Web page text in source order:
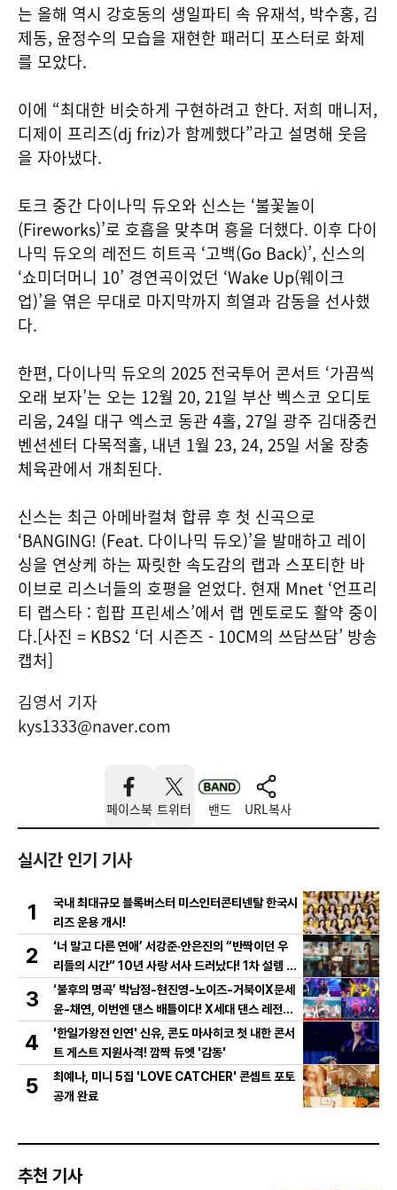
는 올해 역시 강호동의 생일파티 속 유재석, 박수홍, 김
제동, 윤정수의 모습을 재현한 패러디 포스터로 화제
를 모았다.
이에 “최대한 비슷하게 구현하려고 한다. 저희 매니저,
디제이 프리즈(dj friz)가 함께했다”라고 설명해 웃음
을 자아냈다.
토크 중간 다이나믹 듀오와 신스는 ‘불꽃놀이
(Fireworks)’로 호흡을 맞추며 흥을 더했다. 이후 다이
나믹 듀오의 레전드 히트곡 ‘고백(Go Back)’, 신스의
‘쇼미더머니 10’ 경연곡이었던 ‘Wake Up(웨이크
업)’을 엮은 무대로 마지막까지 희열과 감동을 선사했
다.
한편, 다이나믹 듀오의 2025 전국투어 콘서트 ‘가끔씩
오래 보자’는 오는 12월 20, 21일 부산 벡스코 오디토
리움, 24일 대구 엑스코 동관 4홀, 27일 광주 김대중컨
벤션센터 다목적홀, 내년 1월 23, 24, 25일 서울 장충
체육관에서 개최된다.
신스는 최근 아메바컬쳐 합류 후 첫 신곡으로
‘BANGING! (Feat. 다이나믹 듀오)’을 발매하고 레이
싱을 연상케 하는 짜릿한 속도감의 랩과 스포티한 바
이브로 리스너들의 호평을 얻었다. 현재 Mnet ‘언프리
티 랩스타 : 힙팝 프린세스’에서 랩 멘토로도 활약 중이
다.[사진 = KBS2 ‘더 시즌즈 - 10CM의 쓰담쓰담’ 방송
캡처]
김영서 기자
kys1333@naver.com
페이스북 트위터 밴드 URL복사
실시간 인기 기사
1
국내 최대규모 블록버스터 미스인터콘티넨탈 한국시
리즈 운용 개시!
2
‘너 말고 다른 연애’ 서강준·안은진의 “반짝이던 우
리들의 시간” 10년 사랑 서사 드러났다! 1차 설렘 티
저 영상 공개!
3
‘불후의 명곡’ 박남정-현진영-노이즈-거북이X문세
윤-채연, 이번엔 댄스 배틀이다! X세대 댄스 레전드
총출동! 댄스 본능 깨운다!
4
'한일가왕전 인연' 신유, 콘도 마사히코 첫 내한 콘서
트 게스트 지원사격! 깜짝 듀엣 '감동'
5
최예나, 미니 5집 'LOVE CATCHER' 콘셉트 포토
공개 완료
추천 기사